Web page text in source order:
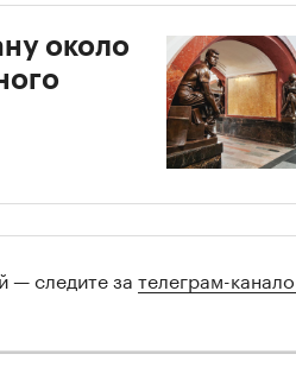
около
— следите за телеграм-